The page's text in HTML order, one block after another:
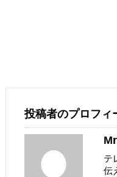
投稿者のプロフィ
テ
伝